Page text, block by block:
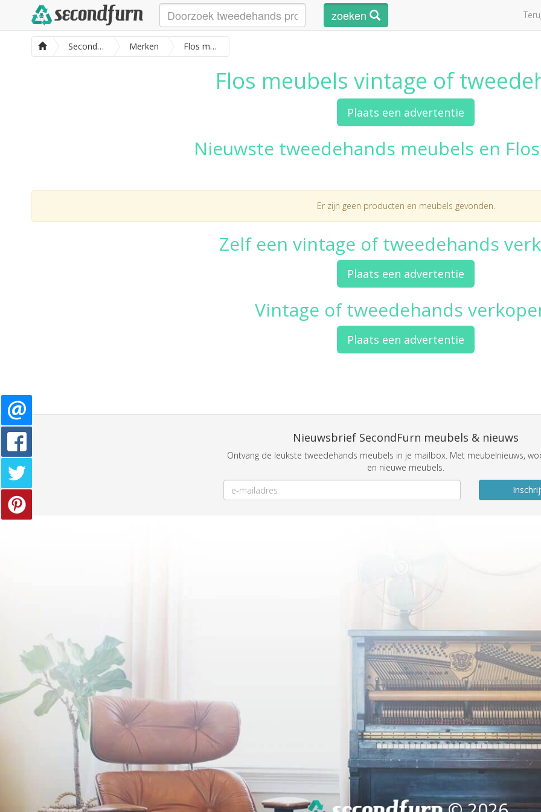
zoeken
SecondFurn Merken Flos meubels
Flos meubels vintage of
Plaats een advertentie
Nieuwste tweedehands meubels en
Er zijn geen producten en meubels gevonden.
Zelf een vintage of tweedehands
Plaats een advertentie
Vintage of tweedehands
Plaats een advertentie
Nieuwsbrief SecondFurn meubels & nieuws
Ontvang de leukste tweedehands meubels in je mailbox. Met meubelnieuws,
en nieuwe meubels.